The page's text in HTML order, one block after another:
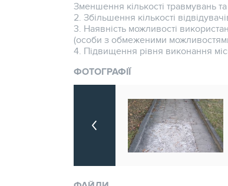
Зменшення кількості травмувань
2. Збільшення кількості
3. Наявність можливості
(особи з обмеженими
4. Підвищення рівня виконання
ФОТОГРАФІЇ